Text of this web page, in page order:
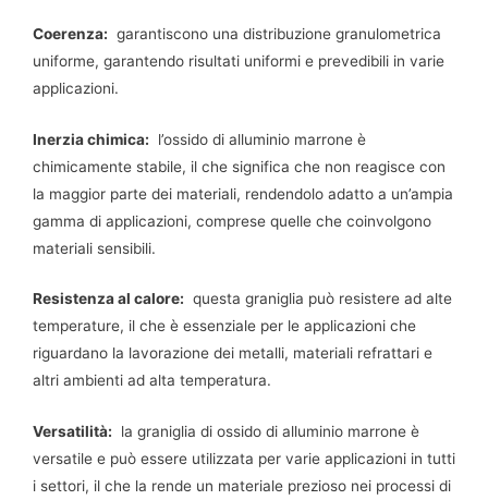
Coerenza: garantiscono una distribuzione granulometrica
uniforme, garantendo risultati uniformi e prevedibili in varie
applicazioni.
Inerzia chimica: l’ossido di alluminio marrone è
chimicamente stabile, il che significa che non reagisce con
la maggior parte dei materiali, rendendolo adatto a un’ampia
gamma di applicazioni, comprese quelle che coinvolgono
materiali sensibili.
Resistenza al calore: questa graniglia può resistere ad alte
temperature, il che è essenziale per le applicazioni che
riguardano la lavorazione dei metalli, materiali refrattari e
altri ambienti ad alta temperatura.
Versatilità: la graniglia di ossido di alluminio marrone è
versatile e può essere utilizzata per varie applicazioni in tutti
i settori, il che la rende un materiale prezioso nei processi di